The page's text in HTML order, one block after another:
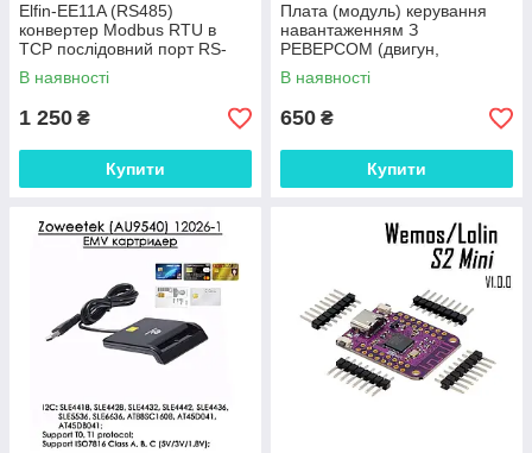
Elfin-EE11A (RS485)
конвертер Modbus RTU в
TCP послідовний порт RS-
485 модуль сервера Ethernet
підтримка
В наявності
1 250 ₴
Купити
Плата (модуль) керування
навантаженням З
РЕВЕРСОМ (двигун,
вентилятор...) 433MHz
DC12V 3 А бездротовий із
В наявності
650 ₴
Купити